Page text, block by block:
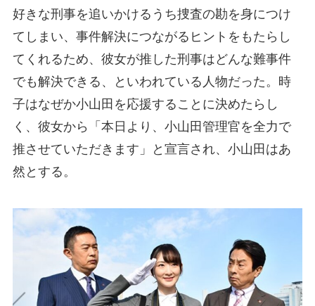
好きな刑事を追いかけるうち捜査の勘を身につけ
てしまい、事件解決につながるヒントをもたらし
てくれるため、彼女が推した刑事はどんな難事件
でも解決できる、といわれている人物だった。時
子はなぜか小山田を応援することに決めたらし
く、彼女から「本日より、小山田管理官を全力で
推させていただきます」と宣言され、小山田はあ
然とする。